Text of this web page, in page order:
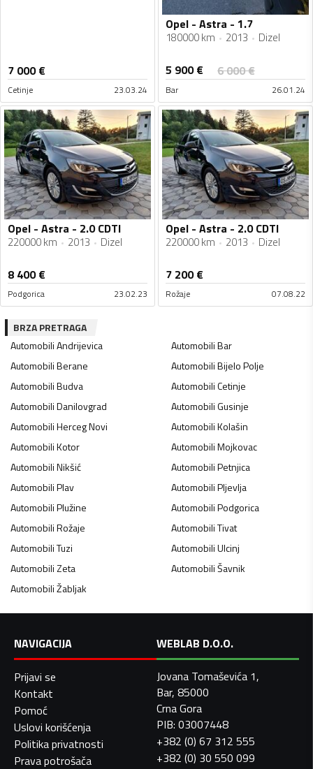
7 000€
Cetinje 23.03.24
Opel - Astra - 1.7
180000 km 2013 Dizel
5 900€ 6 000€
Bar 26.01.24
Opel - Astra - 2.0 CDTI
220000 km 2013 Dizel
8 400€
Podgorica 23.02.23
Opel - Astra - 2.0 CDTI
220000 km 2013 Dizel
7 200€
Rožaje 07.08.22
BRZA PRETRAGA
AutomobiliAndrijevica AutomobiliBar
AutomobiliBerane AutomobiliBijelo Polje
AutomobiliBudva AutomobiliCetinje
AutomobiliDanilovgrad AutomobiliGusinje
AutomobiliHerceg Novi AutomobiliKolašin
AutomobiliKotor AutomobiliMojkovac
AutomobiliNikšić AutomobiliPetnjica
AutomobiliPlav AutomobiliPljevlja
AutomobiliPlužine AutomobiliPodgorica
AutomobiliRožaje AutomobiliTivat
AutomobiliTuzi AutomobiliUlcinj
AutomobiliZeta AutomobiliŠavnik
AutomobiliŽabljak
NAVIGACIJA
Prijavi se
Kontakt
Pomoć
Uslovi korišćenja
Politika privatnosti
Prava potrošača
WEBLAB D.O.O.
Jovana Tomaševića 1,
Bar, 85000
Crna Gora
PIB: 03007448
+382 (0) 67 312 555
+382 (0) 30 550 099